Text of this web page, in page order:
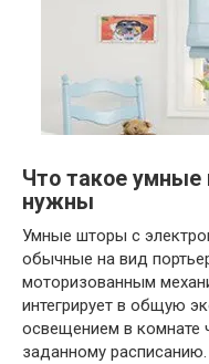
Что такое
нужны
Умные шторы с
обычные на вид
моторизованным
интегрирует в общую
освещением в комнате
заданному